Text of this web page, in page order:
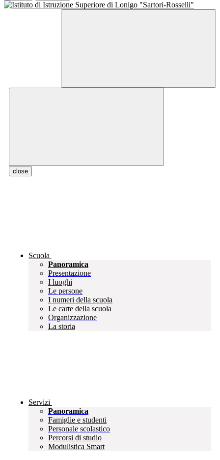
close
Scuola
Panoramica
Presentazione
I luoghi
Le persone
I numeri della scuola
Le carte della scuola
Organizzazione
La storia
Servizi
Panoramica
Famiglie e studenti
Personale scolastico
Percorsi di studio
Modulistica Smart